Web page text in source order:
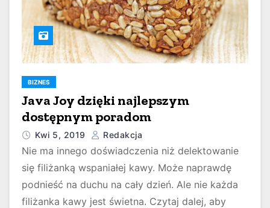
BIZNES
Java Joy dzięki najlepszym
dostępnym poradom
Kwi 5, 2019 Redakcja
Nie ma innego doświadczenia niż delektowanie
się filiżanką wspaniałej kawy. Może naprawdę
podnieść na duchu na cały dzień. Ale nie każda
filiżanka kawy jest świetna. Czytaj dalej, aby